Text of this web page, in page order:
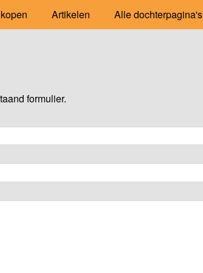
Artikelen Alle dochterpagina's
formulier.